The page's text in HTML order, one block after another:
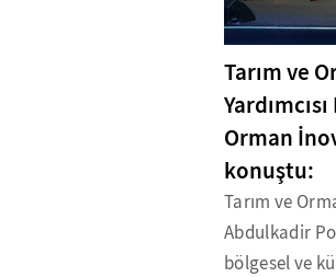
Tarım ve
Orman
konuştu:
Tarım ve
Abdulkadir
bölgesel ve